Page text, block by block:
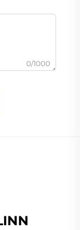
0/1000